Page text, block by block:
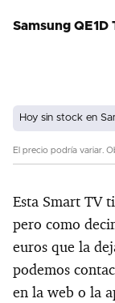
Samsung QE1D
Hoy sin stock en
El precio podría variar.
Esta Smart TV
pero como
euros que la
podemos
en la web o la